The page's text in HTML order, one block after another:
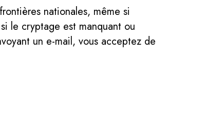
nationales, même si
le cryptage est manquant ou
un e-mail, vous acceptez de